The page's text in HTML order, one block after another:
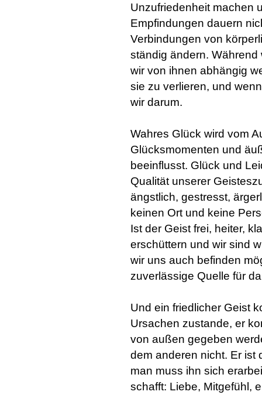
Unzufriedenheit machen
Empfindungen dauern
Verbindungen von
ständig ändern.
wir von ihnen abhängig
sie zu verlieren, und
wir darum.
Wahres Glück wird vom
Glücksmomenten und
beeinflusst. Glück und
Qualität unserer
ängstlich, gestresst,
keinen Ort und keine
Ist der Geist frei, heiter,
erschüttern und wir sind
wir uns auch befinden
zuverlässige Quelle für
Und ein friedlicher Geist
Ursachen zustande, er
von außen gegeben
dem anderen nicht. Er ist
man muss ihn sich
schafft: Liebe, Mitgefühl,